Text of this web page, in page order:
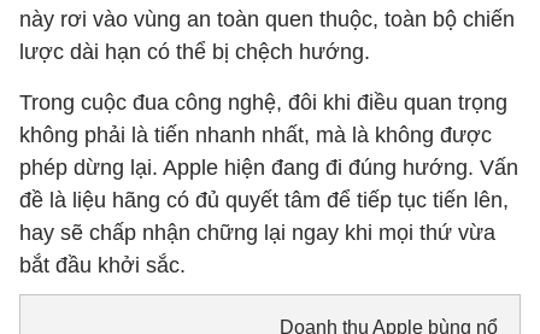
này rơi vào vùng an toàn quen thuộc, toàn bộ chiến
lược dài hạn có thể bị chệch hướng.
Trong cuộc đua công nghệ, đôi khi điều quan trọng
không phải là tiến nhanh nhất, mà là không được
phép dừng lại. Apple hiện đang đi đúng hướng. Vấn
đề là liệu hãng có đủ quyết tâm để tiếp tục tiến lên,
hay sẽ chấp nhận chững lại ngay khi mọi thứ vừa
bắt đầu khởi sắc.
Doanh thu Apple bùng nổ